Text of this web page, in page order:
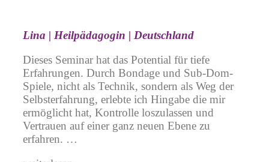
Lina | Heilpädagogin | Deutschland
Dieses Seminar hat das Potential für tiefe
Erfahrungen. Durch Bondage und Sub-Dom-
Spiele, nicht als Technik, sondern als Weg der
Selbsterfahrung, erlebte ich Hingabe die mir
ermöglicht hat, Kontrolle loszulassen und
Vertrauen auf einer ganz neuen Ebene zu
erfahren. …